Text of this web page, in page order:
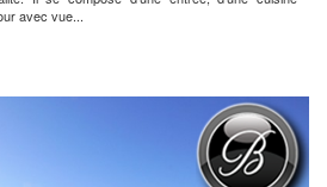
avec vue...